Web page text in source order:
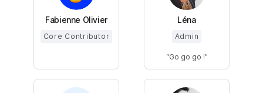
Fabienne Olivier
Core Contributor
Léna
Admin
Go go go !